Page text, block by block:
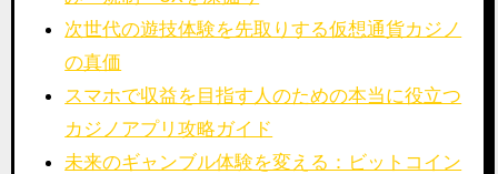
次世代の遊技体験を先取りする仮想通貨カジノ
の真価
スマホで収益を目指す人のための本当に役立つ
カジノアプリ攻略ガイド
未来のギャンブル体験を変える：ビットコイン